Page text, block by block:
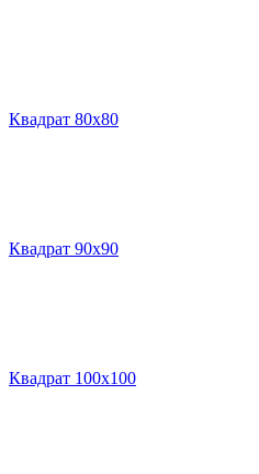
Квадрат 80х80
Квадрат 90х90
Квадрат 100х100